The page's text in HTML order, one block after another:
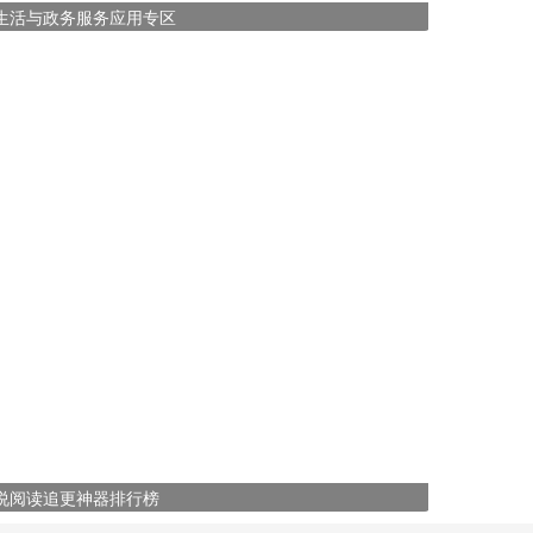
活与政务服务应用专区
阅读追更神器排行榜